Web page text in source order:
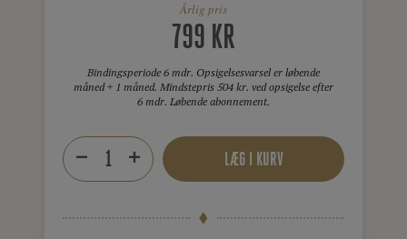
Årlig pris
799 KR
Bindingsperiode 6 mdr. Opsigelsesvarsel er løbende
måned + 1 måned. Mindstepris 504 kr. ved opsigelse efter
6 mdr. Løbende abonnement.
LÆG I KURV